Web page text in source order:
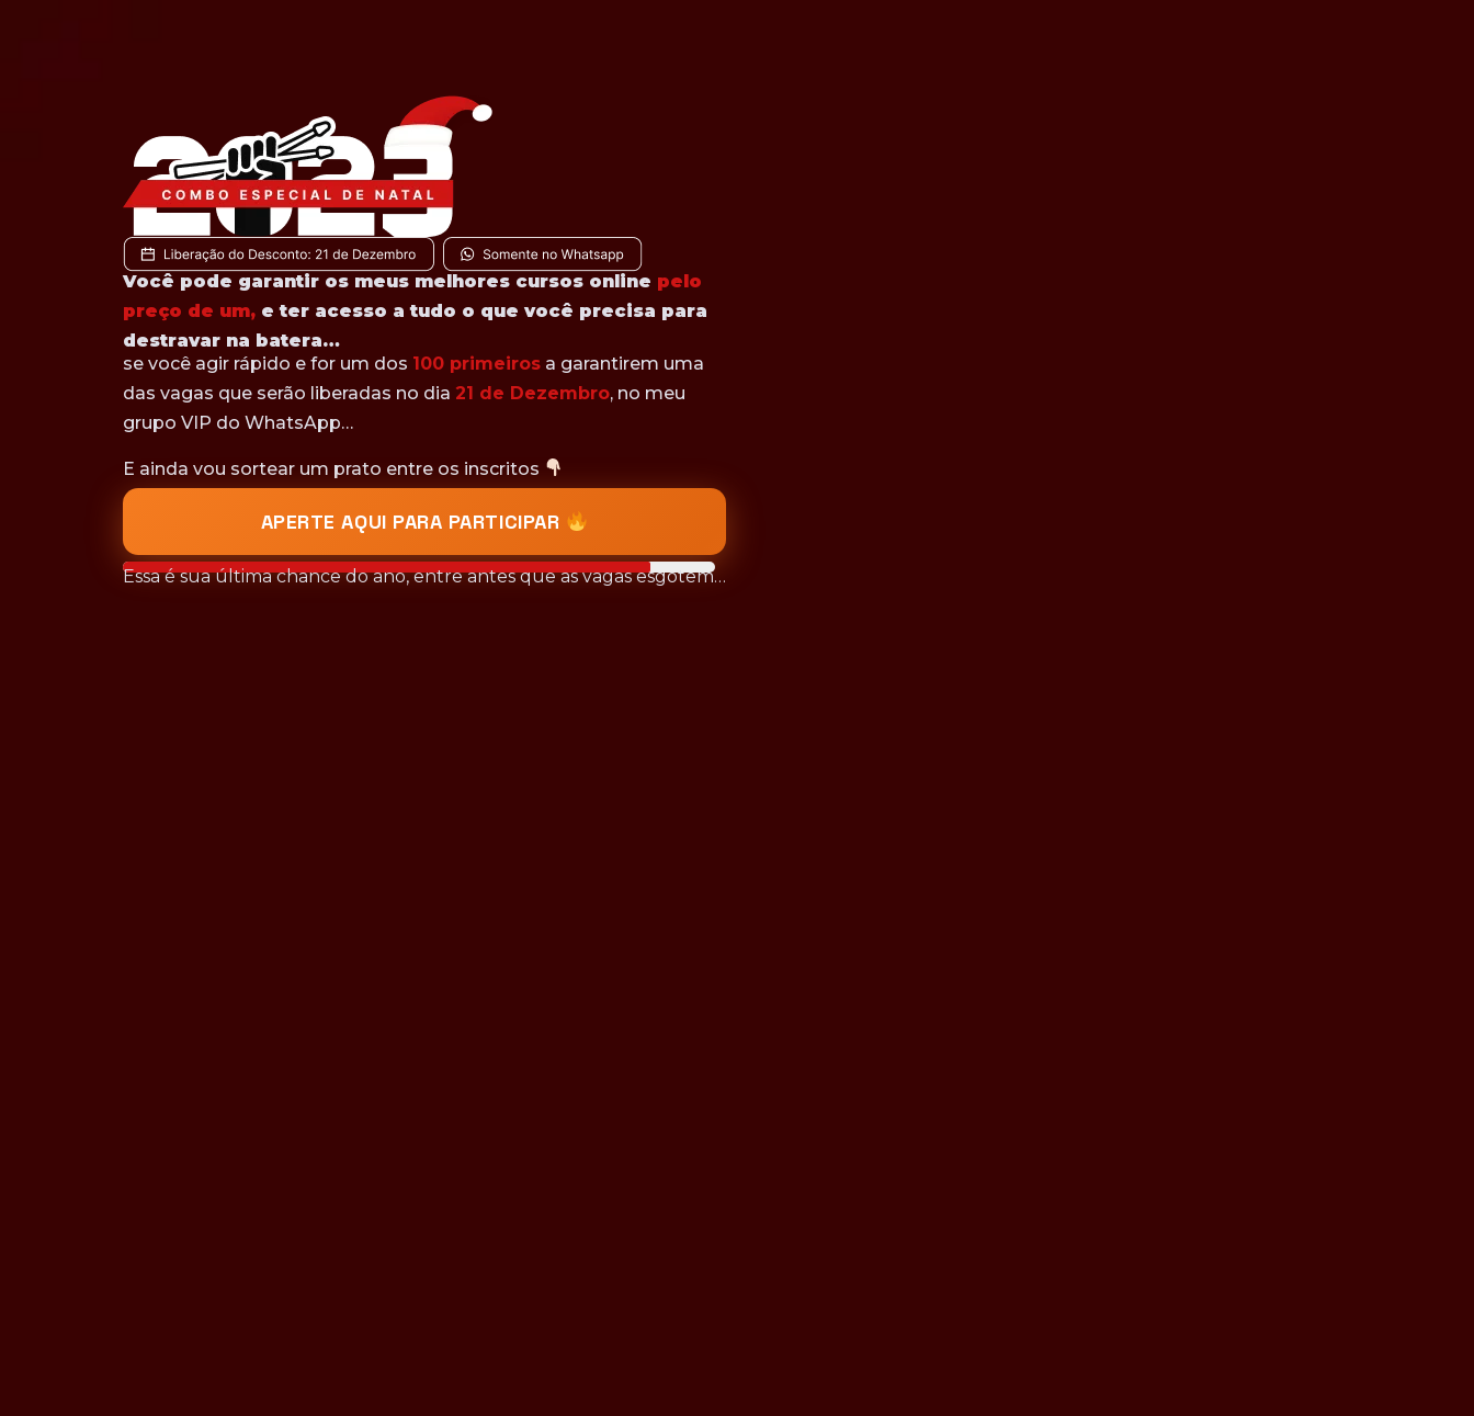
Você pode garantir os meus melhores cursos online pelo
preço de um, e ter acesso a tudo o que você precisa para
destravar na batera…
se você agir rápido e for um dos 100 primeiros a garantirem uma
das vagas que serão liberadas no dia 21 de Dezembro, no meu
grupo VIP do WhatsApp…
E ainda vou sortear um prato entre os inscritos
APERTE AQUI PARA PARTICIPAR
Essa é sua última chance do ano, entre antes que as vagas esgotem…